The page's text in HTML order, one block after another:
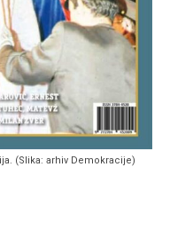
(Slika: arhiv Demokracije)